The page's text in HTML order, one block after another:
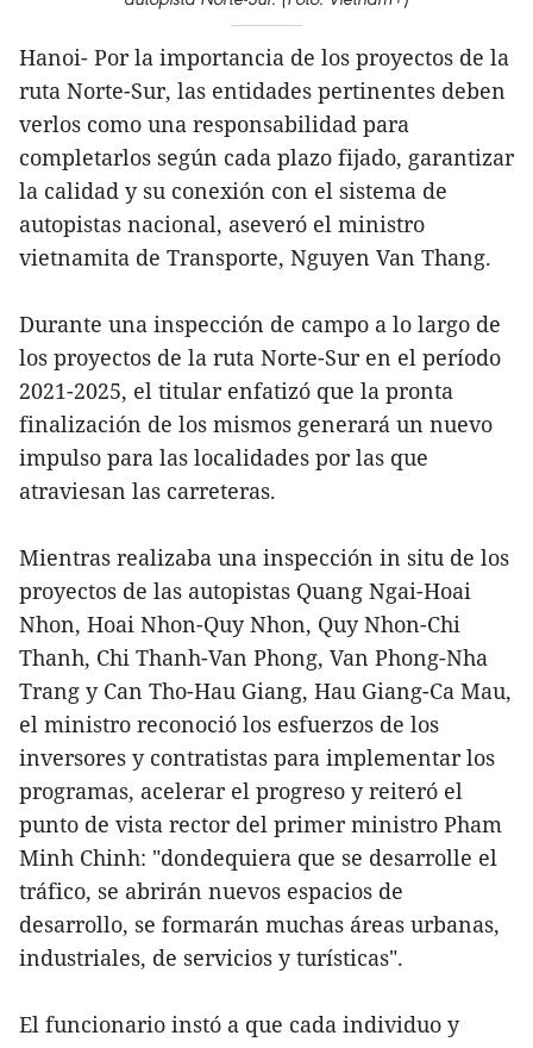
Hanoi- Por la importancia de los proyectos de la
ruta Norte-Sur, las entidades pertinentes deben
verlos como una responsabilidad para
completarlos según cada plazo fijado, garantizar
la calidad y su conexión con el sistema de
autopistas nacional, aseveró el ministro
vietnamita de Transporte, Nguyen Van Thang.
Durante una inspección de campo a lo largo de
los proyectos de la ruta Norte-Sur en el período
2021-2025, el titular enfatizó que la pronta
finalización de los mismos generará un nuevo
impulso para las localidades por las que
atraviesan las carreteras.
Mientras realizaba una inspección in situ de los
proyectos de las autopistas Quang Ngai-Hoai
Nhon, Hoai Nhon-Quy Nhon, Quy Nhon-Chi
Thanh, Chi Thanh-Van Phong, Van Phong-Nha
Trang y Can Tho-Hau Giang, Hau Giang-Ca Mau,
el ministro reconoció los esfuerzos de los
inversores y contratistas para implementar los
programas, acelerar el progreso y reiteró el
punto de vista rector del primer ministro Pham
Minh Chinh: "dondequiera que se desarrolle el
tráfico, se abrirán nuevos espacios de
desarrollo, se formarán muchas áreas urbanas,
industriales, de servicios y turísticas".
El funcionario instó a que cada individuo y